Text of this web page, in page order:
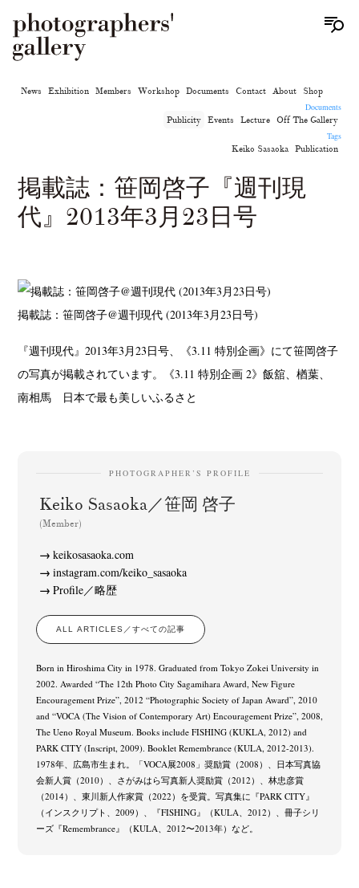
News Exhibition Members Workshop Documents Contact About
Shop
Documents
Publicity Events Lecture Off The Gallery
Tags
Keiko Sasaoka Publication
掲載誌：笹岡啓子『週刊現
代』2013年3月23日号
掲載誌：笹岡啓子@週刊現代 (2013年3月23日号)
『週刊現代』2013年3月23日号、《3.11 特別企画》にて笹岡啓子
の写真が掲載されています。《3.11 特別企画 2》飯舘、楢葉、
南相馬 日本で最も美しいふるさと
PHOTOGRAPHER’S PROFILE
Keiko Sasaoka／笹岡 啓子
(Member)
keikosasaoka.com
instagram.com/keiko_sasaoka
Profile／略歴
ALL ARTICLES／すべての記事
Born in Hiroshima City in 1978. Graduated from Tokyo Zokei University in
2002. Awarded “The 12th Photo City Sagamihara Award, New Figure
Encouragement Prize”, 2012 “Photographic Society of Japan Award”, 2010
and “VOCA (The Vision of Contemporary Art) Encouragement Prize”, 2008,
The Ueno Royal Museum. Books include FISHING (KUKLA, 2012) and
PARK CITY (Inscript, 2009). Booklet Remembrance (KULA, 2012-2013).
1978年、広島市生まれ。「VOCA展2008」奨励賞（2008）、日本写真協
会新人賞（2010）、さがみはら写真新人奨励賞（2012）、林忠彦賞
（2014）、東川新人作家賞（2022）を受賞。写真集に『PARK CITY』
（インスクリプト、2009）、『FISHING』（KULA、2012）、冊子シリ
ーズ『Remembrance』（KULA、2012〜2013年）など。